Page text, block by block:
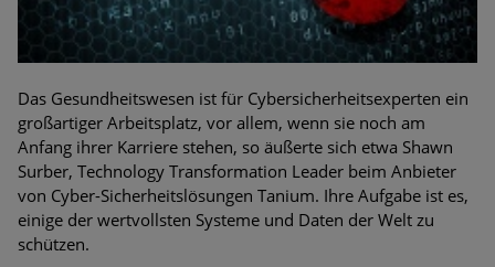
Das Gesundheitswesen ist für Cybersicherheitsexperten ein
großartiger Arbeitsplatz, vor allem, wenn sie noch am
Anfang ihrer Karriere stehen, so äußerte sich etwa Shawn
Surber, Technology Transformation Leader beim Anbieter
von Cyber-Sicherheitslösungen Tanium. Ihre Aufgabe ist es,
einige der wertvollsten Systeme und Daten der Welt zu
schützen.